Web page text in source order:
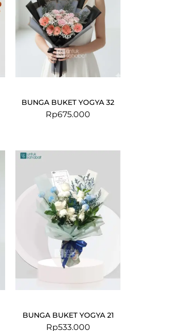
BUNGA BUKET YOGYA 32
Rp675.000
BUNGA BUKET YOGYA 21
Rp533.000